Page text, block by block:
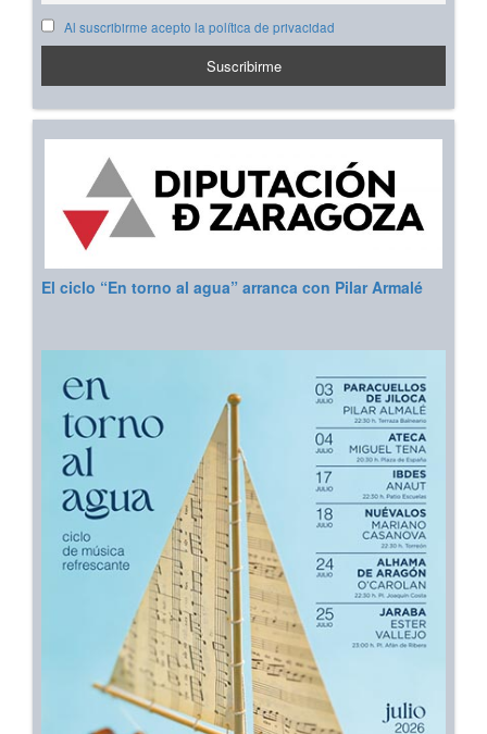
Al suscribirme acepto la política de privacidad
El ciclo “En torno al agua” arranca con Pilar Armalé